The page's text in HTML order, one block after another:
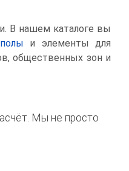
В нашем каталоге вы
и элементы для
общественных зон и
Мы не просто